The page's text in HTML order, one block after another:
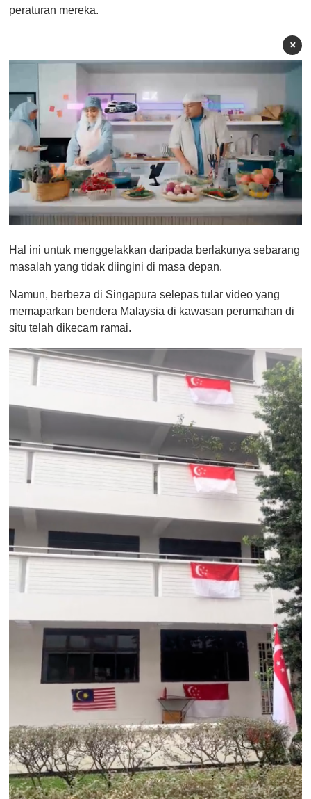
peraturan mereka.
×
f
1
n
u
e
0
Hal ini untuk menggelakkan daripada berlakunya sebarang
masalah yang tidak diingini di masa depan.
Namun, berbeza di Singapura selepas tular video yang
memaparkan bendera Malaysia di kawasan perumahan di
situ telah dikecam ramai.